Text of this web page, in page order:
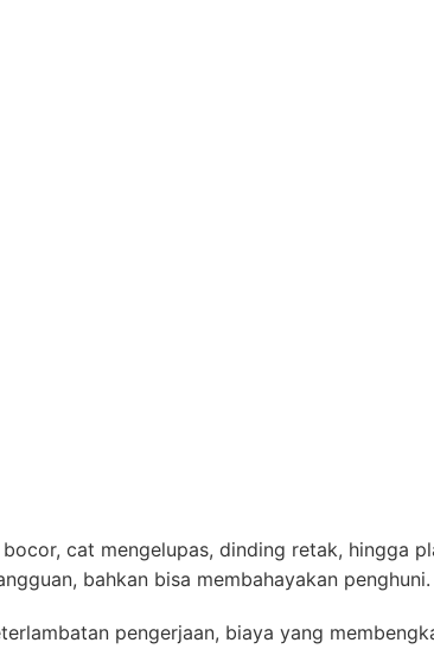
cat mengelupas, dinding retak, hingga
bahkan bisa membahayakan penghuni.
pengerjaan, biaya yang